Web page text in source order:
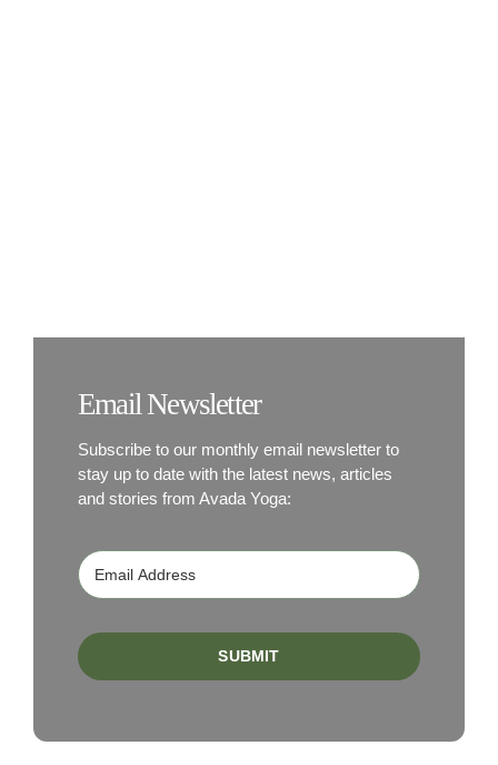
Email Newsletter
Subscribe to our monthly email newsletter to
stay up to date with the latest news, articles
and stories from Avada Yoga:
SUBMIT